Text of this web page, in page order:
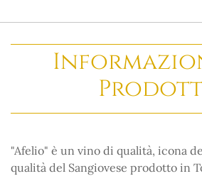
"Afelio" è un vino di qualità, icona
qualità del Sangiovese prodotto in